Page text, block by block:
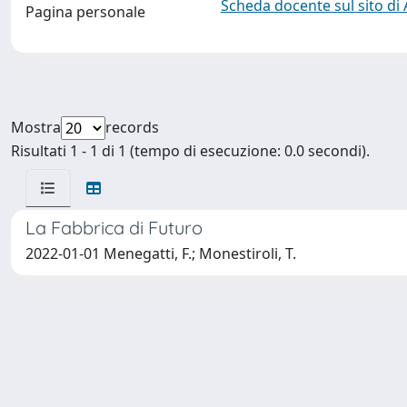
Pagina personale Scheda docente sul sito di
Mostra
records
Risultati 1 - 1 di 1 (tempo di esecuzione: 0.0 secondi).
La Fabbrica di Futuro
2022-01-01 Menegatti, F.; Monestiroli, T.